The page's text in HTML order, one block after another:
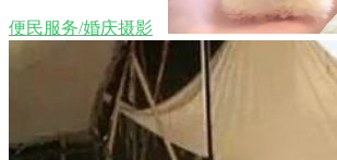
便民服务/婚庆摄影